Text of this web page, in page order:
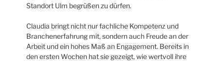
Standort Ulm begrüßen zu dürfen.
Claudia bringt nicht nur fachliche Kompetenz und
Branchenerfahrung mit, sondern auch Freude an der
Arbeit und ein hohes Maß an Engagement. Bereits in
den ersten Wochen hat sie gezeigt, wie wertvoll ihre